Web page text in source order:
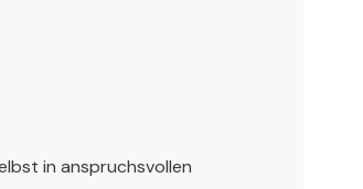
in anspruchsvollen